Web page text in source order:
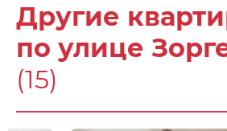
Другие
по улице
(15)